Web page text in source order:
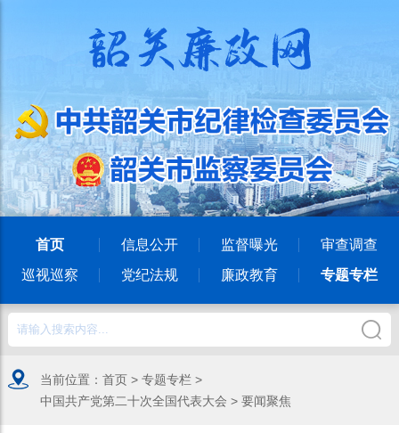
首页 信息公开 监督曝光
审查调查
巡视巡察
党纪法规 廉政教育 专题专栏
当前位置： 首页> 专题专栏 >
中国共产党第二十次全国代表大会 > 要闻聚焦